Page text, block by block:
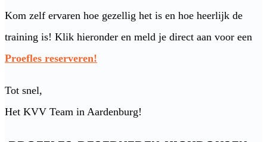
Kom zelf ervaren hoe gezellig het is en hoe heerlijk de
training is! Klik hieronder en meld je direct aan voor een
Proefles reserveren!
Tot snel,
Het KVV Team in Aardenburg!